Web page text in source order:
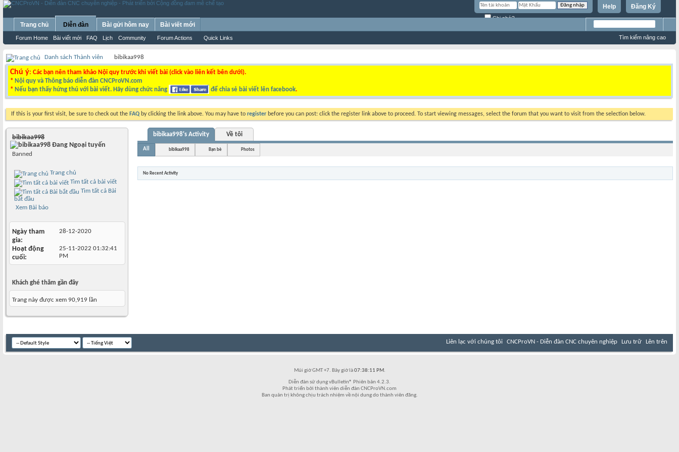
Đăng Ký
Help
Ghi nhớ?
Trang chủ Diễn đàn
Forum Home Bài viết mới FAQ Lịch Community Forum Actions Quick Links
Bài gửi hôm nay Bài viết mới
Tìm kiếm nâng cao
Danh sách Thành viên bibikaa998
Chú ý: Các bạn nên tham khảo Nội quy trước khi viết bài (click vào liên kết bên dưới).
* Nội quy và Thông báo diễn đàn CNCProVN.com
* Nếu bạn thấy hứng thú với bài viết. Hãy dùng chức năng để chia sẻ bài viết lên facebook.
If this is your first visit, be sure to check out the FAQ by clicking the link above. You may have to register before you can post: click the register link above to proceed. To start viewing messages, select the forum that you want to visit from the selection below.
bibikaa998
Banned
Trang chủ
Tìm tất cả bài viết
Tìm tất cả Bài
bắt đầu
Xem Bài báo
Ngày tham
gia
28-12-2020
Hoạt động
cuối
25-11-2022 01:32:41
PM
Khách ghé thăm gần đây
Trang này được xem 90,919 lần
bibikaa998's Activity Về tôi
All bibikaa998 Bạn bè Photos
No Recent Activity
Liên lạc với chúng tôi CNCProVN - Diễn đàn CNC chuyên nghiệp Lưu trữ Lên trên
Múi giờ GMT +7. Bây giờ là07:38:11 PM.
Diễn đàn sử dụng vBulletin® Phiên bản 4.2.3.
Phát triển bởi thành viên diễn đàn CNCProVN.com
Ban quản trị không chịu trách nhiệm về nội dung do thành viên đăng.